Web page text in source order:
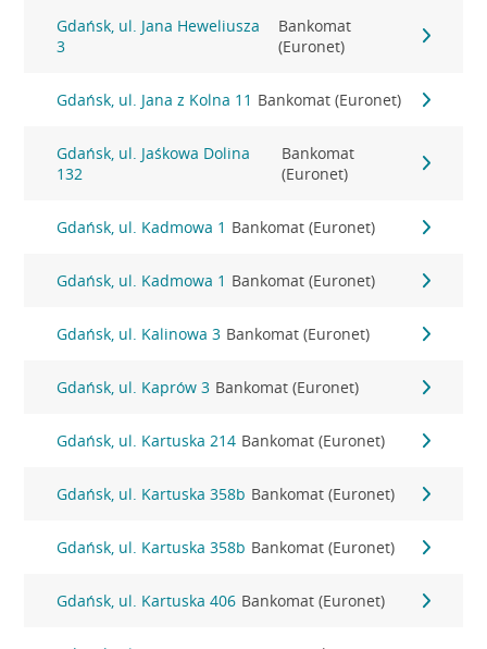
Gdańsk, ul. Jana Heweliusza
3
Bankomat
(Euronet)
Gdańsk, ul. Jana z Kolna 11 Bankomat (Euronet)
Gdańsk, ul. Jaśkowa Dolina
132
Bankomat
(Euronet)
Gdańsk, ul. Kadmowa 1 Bankomat (Euronet)
Gdańsk, ul. Kadmowa 1 Bankomat (Euronet)
Gdańsk, ul. Kalinowa 3 Bankomat (Euronet)
Gdańsk, ul. Kaprów 3 Bankomat (Euronet)
Gdańsk, ul. Kartuska 214 Bankomat (Euronet)
Gdańsk, ul. Kartuska 358b Bankomat (Euronet)
Gdańsk, ul. Kartuska 358b Bankomat (Euronet)
Gdańsk, ul. Kartuska 406 Bankomat (Euronet)